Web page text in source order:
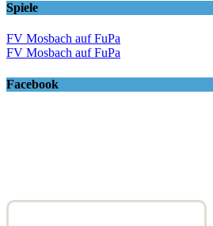
Spiele
FV Mosbach auf FuPa
FV Mosbach auf FuPa
Facebook